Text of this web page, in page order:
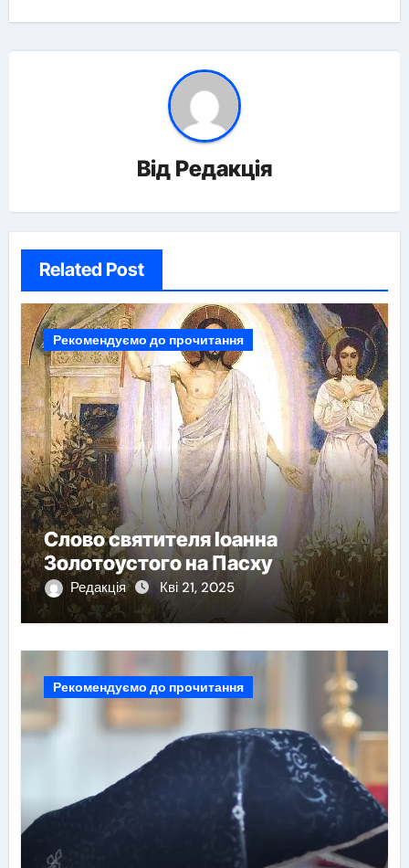
Від Редакція
Related Post
Рекомендуємо до прочитання
Слово святителя Іоанна
Золотоустого на Пасху
Редакція Кві 21, 2025
Рекомендуємо до прочитання